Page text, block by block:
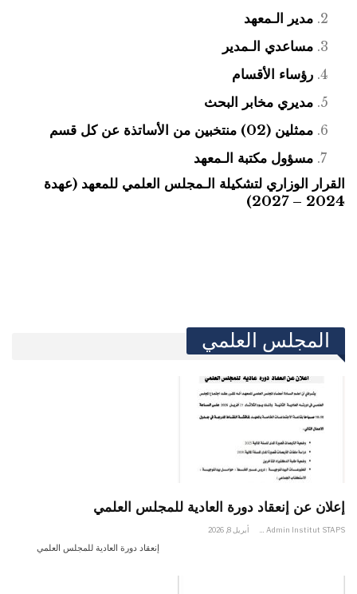
مدير الـمعهد
مساعدي الـمدير
رؤساء الأقسام
مديري مخابر البحث
ممثلين (02) منتخبين من الأساتذة عن كل قسم
مسؤول مكتبة الـمعهد
القرار الوزاري لتشكيلة الـمجلس العلمي للمعهد (عهدة
2024 – 2027)
المجلس العلمي
إعلان عن إنعقاد دورة العادية للمجلس العلمي
Admin Institut STAPS أبريل 8, 2026
إنعقاد دورة العادية للمجلس العلمي